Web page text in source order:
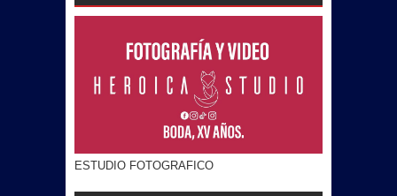
ESTUDIO FOTOGRAFICO